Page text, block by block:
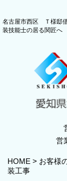
名古屋市西区 Ｔ様邸
装技能士の居る関匠へ
営
HOME > お客様
装工事